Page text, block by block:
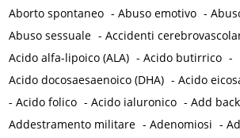
Aborto spontaneo -Abuso emotivo -
Abuso sessuale -Accidenti
Acido alfa-lipoico (ALA) -Acido butirrico -
Acido docosaesaenoico (DHA) -Acido
-Acido folico -Acido ialuronico -Add
Addestramento militare -Adenomiosi -